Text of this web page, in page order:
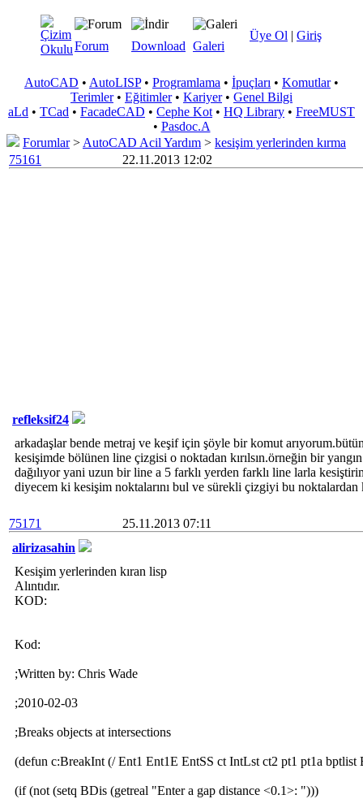
Üye Ol | Giriş
Forum Download Galeri
AutoCAD • AutoLISP• Programlama • İpuçları • Komutlar•
Terimler• Eğitimler• Kariyer• Genel Bilgi
aLd • TCad • FacadeCAD • Cephe Kot • HQ Library • FreeMUST
• Pasdoc.A
Forumlar> AutoCAD Acil Yardım > kesişim yerlerinden kırma
75161
22.11.2013 12:02
refleksif24
arkadaşlar bende metraj ve keşif için şöyle bir komut
kesişimde bölünen line çizgisi o noktadan kırılsın.örneğin bir
dağılıyor yani uzun bir line a 5 farklı yerden farklı line larla
diyecem ki kesişim noktalarını bul ve sürekli çizgiyi bu noktalardan
75171
25.11.2013 07:11
alirizasahin
Kesişim yerlerinden kıran lisp
Alıntıdır.
KOD:
Kod:
;Written by: Chris Wade
;2010-02-03
;Breaks objects at intersections
(defun c:BreakInt (/ Ent1 Ent1E EntSS ct IntLst ct2 pt1 pt1a
(if (not (setq BDis (getreal "Enter a gap distance <0.1>: ")))